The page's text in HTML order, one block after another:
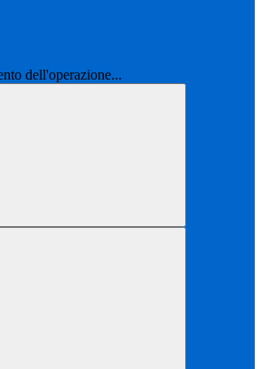
dell'operazione...